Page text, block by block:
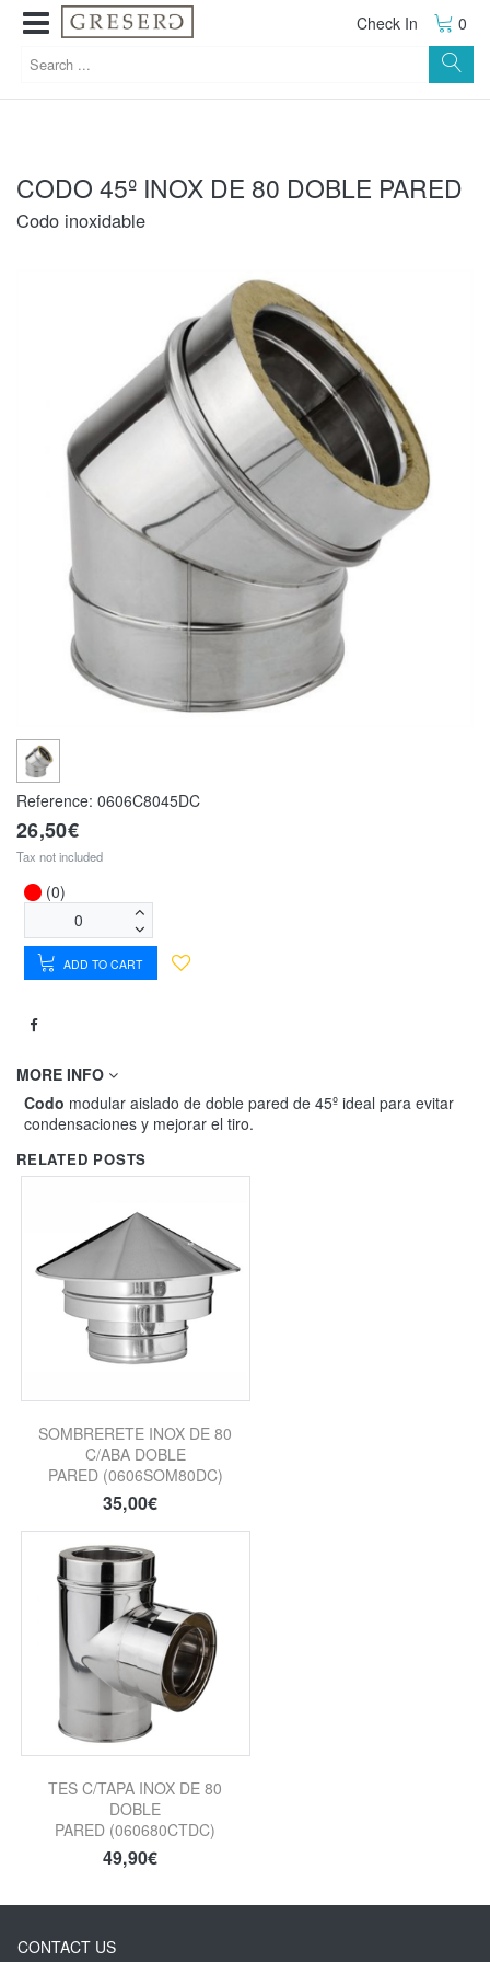
Check In 0
CODO 45º INOX DE 80 DOBLE PARED
Codo inoxidable
Reference: 0606C8045DC
26,50€
Tax not included
(0)
ADD TO CART
MORE INFO
Codo modular aislado de doble pared de 45º ideal para evitar
condensaciones y mejorar el tiro.
RELATED POSTS
SOMBRERETE INOX DE 80
C/ABA DOBLE
PARED (0606SOM80DC)
35,00€
TES C/TAPA INOX DE 80
DOBLE
PARED (060680CTDC)
49,90€
CONTACT US